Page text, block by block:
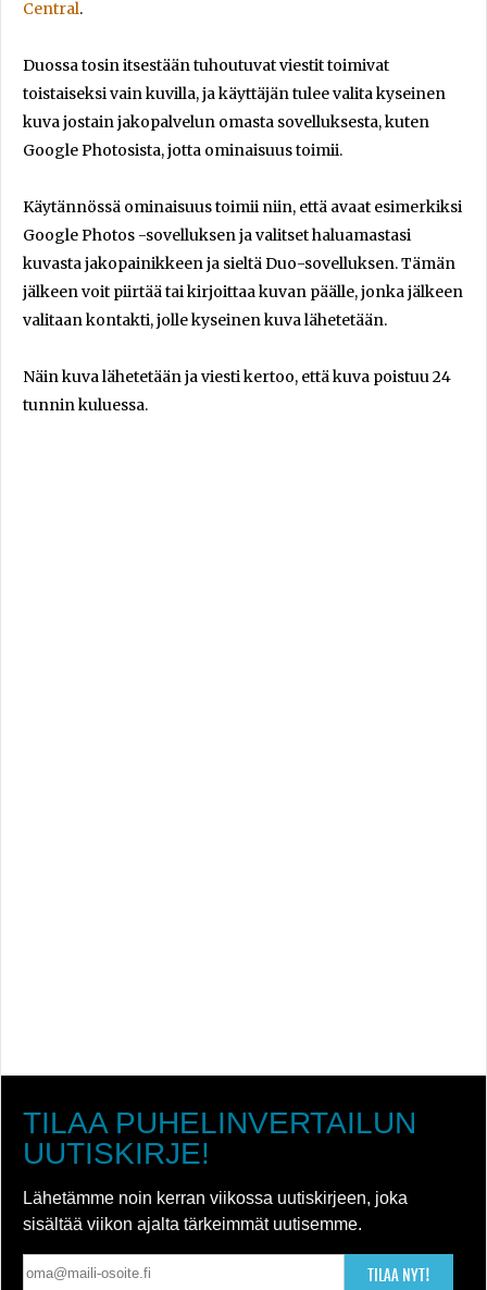
Central.
Duossa tosin itsestään tuhoutuvat viestit toimivat
toistaiseksi vain kuvilla, ja käyttäjän tulee valita kyseinen
kuva jostain jakopalvelun omasta sovelluksesta, kuten
Google Photosista, jotta ominaisuus toimii.
Käytännössä ominaisuus toimii niin, että avaat esimerkiksi
Google Photos -sovelluksen ja valitset haluamastasi
kuvasta jakopainikkeen ja sieltä Duo-sovelluksen. Tämän
jälkeen voit piirtää tai kirjoittaa kuvan päälle, jonka jälkeen
valitaan kontakti, jolle kyseinen kuva lähetetään.
Näin kuva lähetetään ja viesti kertoo, että kuva poistuu 24
tunnin kuluessa.
TILAA PUHELINVERTAILUN
UUTISKIRJE!
Lähetämme noin kerran viikossa uutiskirjeen, joka
sisältää viikon ajalta tärkeimmät uutisemme.
TILAA NYT!